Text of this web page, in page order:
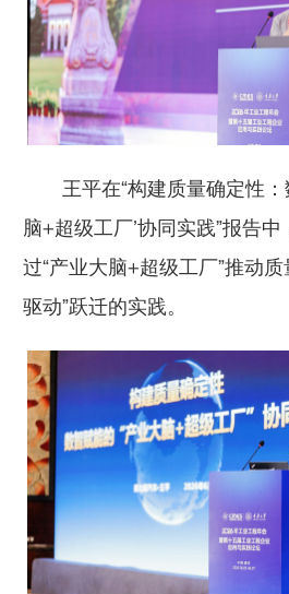
王平在“构建质量确定性
脑+超级工厂’协同实践”报告
过“产业大脑+超级工厂”推动
驱动”跃迁的实践。